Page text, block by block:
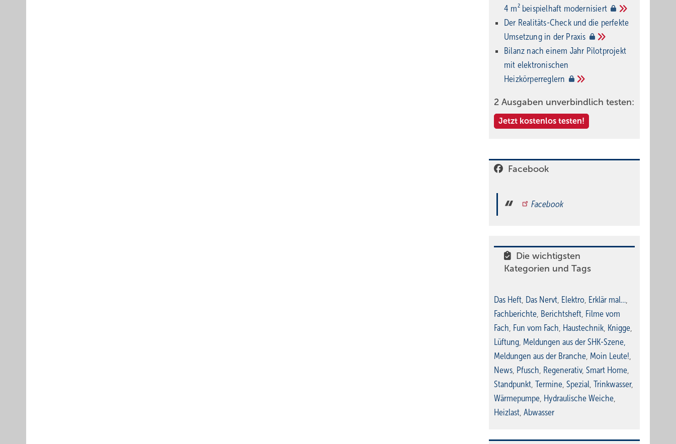
4 m² beispielhaft modernisiert
Der Realitäts-Check und die perfekte
Umsetzung in der Praxis
Bilanz nach einem Jahr Pilotprojekt
mit elektronischen
Heizkörperreglern
2 Ausgaben unverbindlich testen:
Jetzt kostenlos testen!
Facebook
Facebook
Die wichtigsten
Kategorien und Tags
Das Heft, Das Nervt, Elektro, Erklär mal…,
Fachberichte, Berichtsheft, Filme vom
Fach, Fun vom Fach, Haustechnik, Knigge,
Lüftung, Meldungen aus der SHK-Szene,
Meldungen aus der Branche, Moin Leute!,
News, Pfusch, Regenerativ, Smart Home,
Standpunkt, Termine, Spezial, Trinkwasser,
Wärmepumpe, Hydraulische Weiche,
Heizlast, Abwasser